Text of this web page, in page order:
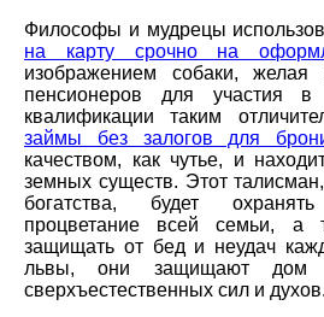
Философы и мудрецы
на карту срочно на
изображением собаки,
пенсионеров для участия
квалификации таким
займы без залогов для
качеством, как чутье, и
земных существ. Этот
богатства, будет
процветание всей семьи, а
защищать от бед и неудач
львы, они защищают дом
сверхъестественных сил и духов.